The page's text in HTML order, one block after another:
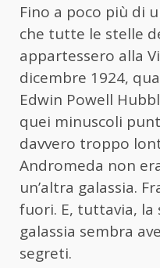
Fino a poco più di
che tutte le stelle
appartessero alla
dicembre 1924,
Edwin Powell
quei minuscoli
davvero troppo
Andromeda non
un’altra galassia.
fuori. E, tuttavia,
galassia sembra
segreti.